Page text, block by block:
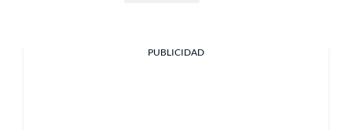
PUBLICIDAD